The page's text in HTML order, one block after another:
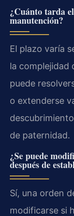
¿Cuánto tarda
manutención?
El plazo varía
la complejidad
puede
o extenderse
de paternidad.
¿Se puede
después de
Sí, una orden
modificarse si